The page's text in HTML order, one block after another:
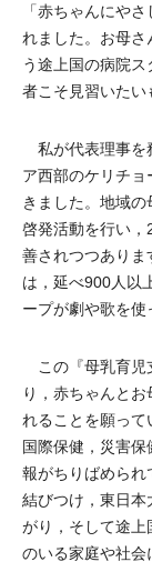
「赤ちゃんにや
れました。お母さ
う途上国の病院
者こそ見習いたい
私が代表理事を
ア西部のケリチ
きました。地域
啓発活動を行い
善されつつありま
は，延べ900人以
ープが劇や歌を使
この『母乳育児
り，赤ちゃんと
れることを願って
国際保健，災害
報がちりばめられ
結びつけ，東日本
がり，そして途上
のいる家庭や社